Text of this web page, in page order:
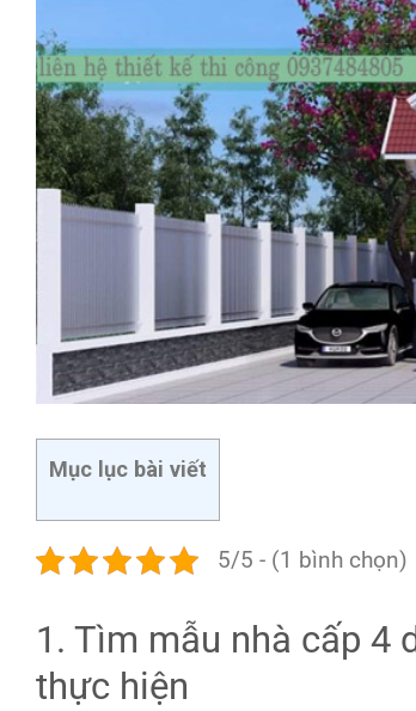
Mục lục bài viết
5/5 - (1 bình chọn)
1. Tìm mẫu nhà cấp 4
thực hiện